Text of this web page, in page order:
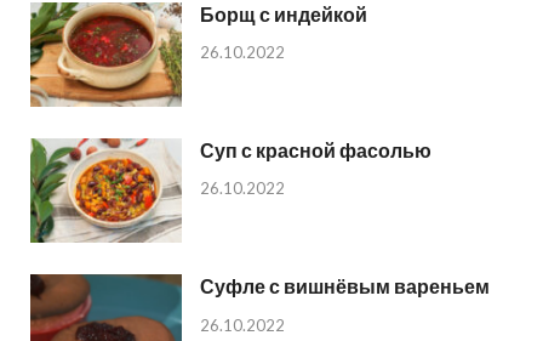
Борщ с индейкой
26.10.2022
Суп с красной фасолью
26.10.2022
Суфле с вишнёвым вареньем
26.10.2022